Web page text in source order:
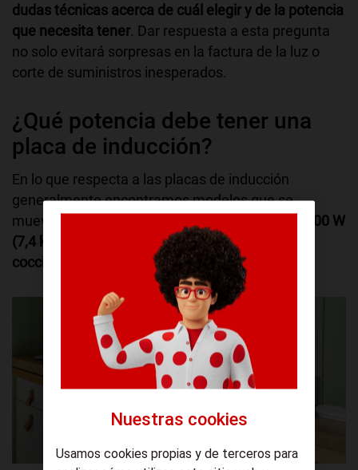
dudas técnicas acerca de cuál elegir y de la potencia
que necesita tener. Dar respuesta a esta pregunta
no solo evitará sorpresas en la factura de la luz o
corte de suministros inesperados.
¿Qué potencia debe tener una
placa de inducción?
En lo que respecta a las placas de inducción
generalmente encontramos modelos que se
mueven en el
entorno de 3.600 W (3,6 kW) y 7.400 W
(7,4 kW),
para placas detres o cuatro zonas de
cocción.
Nuestras cookies
Usamos cookies propias y de terceros para